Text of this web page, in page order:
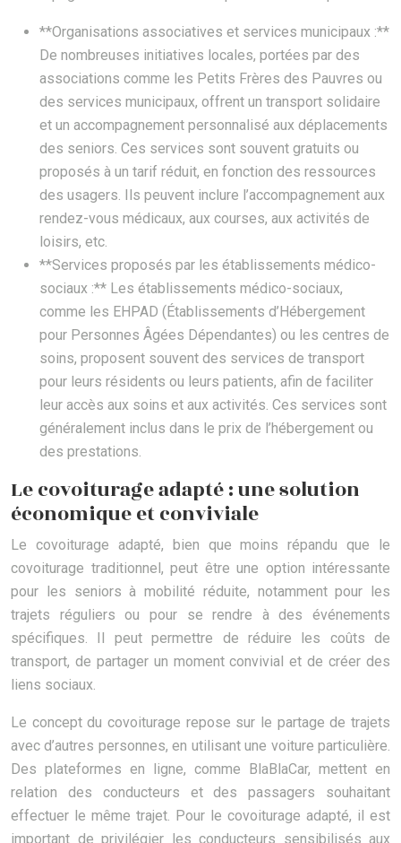
**Organisations associatives et services municipaux :**
De nombreuses initiatives locales, portées par des
associations comme les Petits Frères des Pauvres ou
des services municipaux, offrent un transport solidaire
et un accompagnement personnalisé aux déplacements
des seniors. Ces services sont souvent gratuits ou
proposés à un tarif réduit, en fonction des ressources
des usagers. Ils peuvent inclure l’accompagnement aux
rendez-vous médicaux, aux courses, aux activités de
loisirs, etc.
**Services proposés par les établissements médico-
sociaux :** Les établissements médico-sociaux,
comme les EHPAD (Établissements d’Hébergement
pour Personnes Âgées Dépendantes) ou les centres de
soins, proposent souvent des services de transport
pour leurs résidents ou leurs patients, afin de faciliter
leur accès aux soins et aux activités. Ces services sont
généralement inclus dans le prix de l’hébergement ou
des prestations.
Le covoiturage adapté : une solution
économique et conviviale
Le covoiturage adapté, bien que moins répandu que le
covoiturage traditionnel, peut être une option intéressante
pour les seniors à mobilité réduite, notamment pour les
trajets réguliers ou pour se rendre à des événements
spécifiques. Il peut permettre de réduire les coûts de
transport, de partager un moment convivial et de créer des
liens sociaux.
Le concept du covoiturage repose sur le partage de trajets
avec d’autres personnes, en utilisant une voiture particulière.
Des plateformes en ligne, comme BlaBlaCar, mettent en
relation des conducteurs et des passagers souhaitant
effectuer le même trajet. Pour le covoiturage adapté, il est
important de privilégier les conducteurs sensibilisés aux